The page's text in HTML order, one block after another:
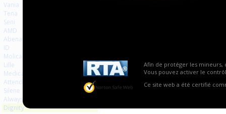
Afin de protéger les mineurs,
Vous pouvez activer le
Ce site web a été certifié
Vania
Tena
Seni
AMD
Abena
ID
Molicare
Lille
Medicare
Attends
Silene
Always
Dignity